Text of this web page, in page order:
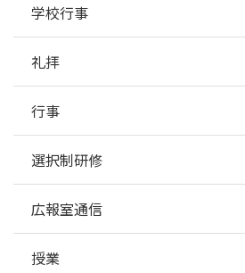
学校行事
礼拝
行事
選択制研修
広報室通信
授業